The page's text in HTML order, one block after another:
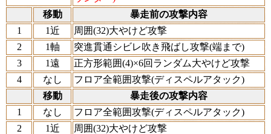
移動
暴走前の攻撃内容
1
1近
周囲(32)大やけど攻撃
2
1軸
突進貫通シビレ吹き飛ばし攻撃(端まで)
3
1遠
正方形範囲(4)×6回ランダム大やけど攻撃
4
なし
フロア全範囲攻撃(ディスペルアタック)
移動
暴走後の攻撃内容
1
なし
フロア全範囲攻撃(ディスペルアタック)
2
1近
周囲(32)大やけど攻撃